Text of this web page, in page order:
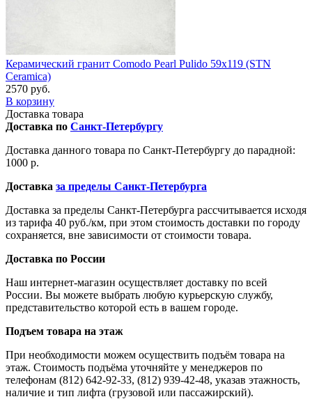
Керамический гранит Comodo Pearl Pulido 59x119 (STN
Ceramica)
2570 руб.
В корзину
Доставка товара
Доставка по Санкт-Петербургу
Доставка данного товара по Санкт-Петербургу до парадной:
1000 р.
Доставка за пределы Санкт-Петербурга
Доставка за пределы Санкт-Петербурга рассчитывается исходя
из тарифа 40 руб./км, при этом стоимость доставки по городу
сохраняется, вне зависимости от стоимости товара.
Доставка по России
Наш интернет-магазин осуществляет доставку по всей
России. Вы можете выбрать любую курьерскую службу,
представительство которой есть в вашем городе.
Подъем товара на этаж
При необходимости можем осуществить подъём товара на
этаж. Стоимость подъёма уточняйте у менеджеров по
телефонам (812) 642-92-33, (812) 939-42-48, указав этажность,
наличие и тип лифта (грузовой или пассажирский).